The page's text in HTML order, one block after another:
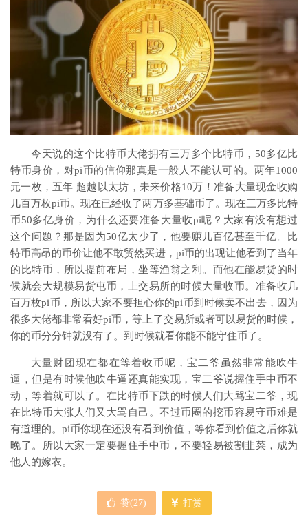
今天说的这个比特币大佬拥有三万多个比特币，50多亿比
特币身价，对pi币的信仰那真是一般人不能认可的。两年1000
元一枚，五年 超越以太坊，未来价格10万！准备大量现金收购
几百万枚pi币。现在已经收了两万多基础币了。现在三万多比特
币50多亿身价，为什么还要准备大量收pi呢？大家有没有想过
这个问题？那是因为50亿太少了，他要赚几百亿甚至千亿。比
特币高昂的币价让他不敢贸然买进，pi币的出现让他看到了当年
的比特币，所以提前布局，坐等渔翁之利。而他在能易货的时
候就会大规模易货屯币，上交易所的时候大量收币。准备收几
百万枚pi币，所以大家不要担心你的pi币到时候卖不出去，因为
很多大佬都非常看好pi币，等上了交易所或者可以易货的时候，
你的币分分钟就没有了。到时候就看你能不能守住币了。
大量财团现在都在等着收币呢，宝二爷虽然非常能吹牛
逼，但是有时候他吹牛逼还真能实现，宝二爷说握住手中币不
动，等着就可以了。在比特币下跌的时候人们大骂宝二爷，现
在比特币大涨人们又大骂自己。不过币圈的挖币容易守币难是
有道理的。pi币你现在还没有看到价值，等你看到价值之后你就
晚了。所以大家一定要握住手中币，不要轻易被割韭菜，成为
他人的嫁衣。
赞(27) 打赏